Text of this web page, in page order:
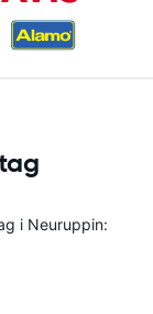
i Neuruppin: